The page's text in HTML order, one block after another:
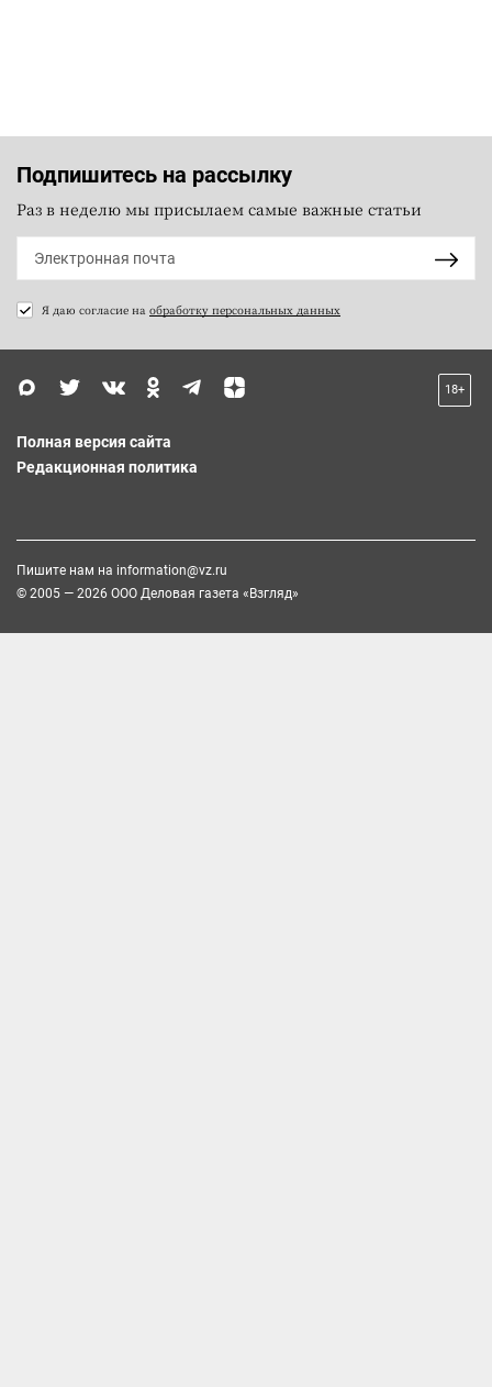
Подпишитесь на рассылку
Раз в неделю мы присылаем самые важные статьи
Я даю согласие на обработку персональных данных
18+
Полная версия сайта
Редакционная политика
Пишите нам на information@vz.ru
© 2005 — 2026 ООО Деловая газета «Взгляд»